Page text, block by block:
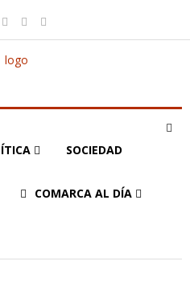
SOCIEDAD
COMARCA AL DÍA